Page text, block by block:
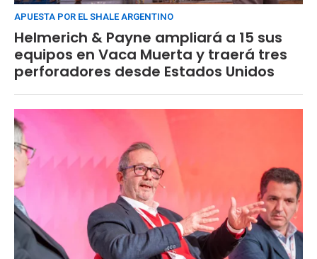
APUESTA POR EL SHALE ARGENTINO
Helmerich & Payne ampliará a 15 sus
equipos en Vaca Muerta y traerá tres
perforadores desde Estados Unidos